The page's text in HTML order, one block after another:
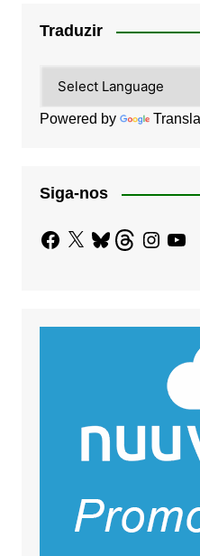
Traduzir
Powered by
Siga-nos
Facebook
X BlueskyThreadsInstagram